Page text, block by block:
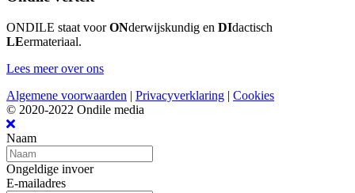
ONDILE staat voorONderwijskundig en DIdactisch
LEermateriaal.
Lees meer over ons
Algemene voorwaarden | Privacyverklaring | Cookies
© 2020-2022 Ondile media
Naam
Ongeldige invoer
E-mailadres